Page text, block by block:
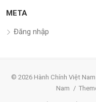
quả
META
Đăng nhập
© 2026 Hành Chính Việt Nam
Nam /